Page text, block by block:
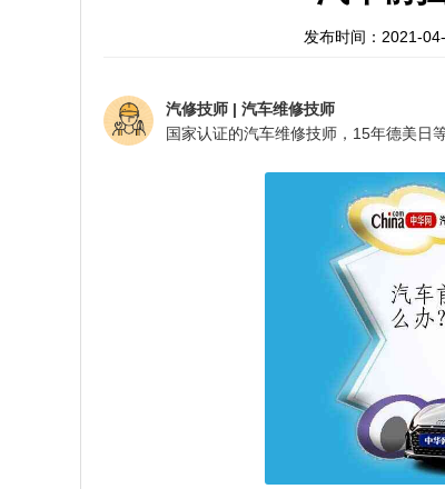
发布时间：2021-
汽修技师 | 汽车维修技师